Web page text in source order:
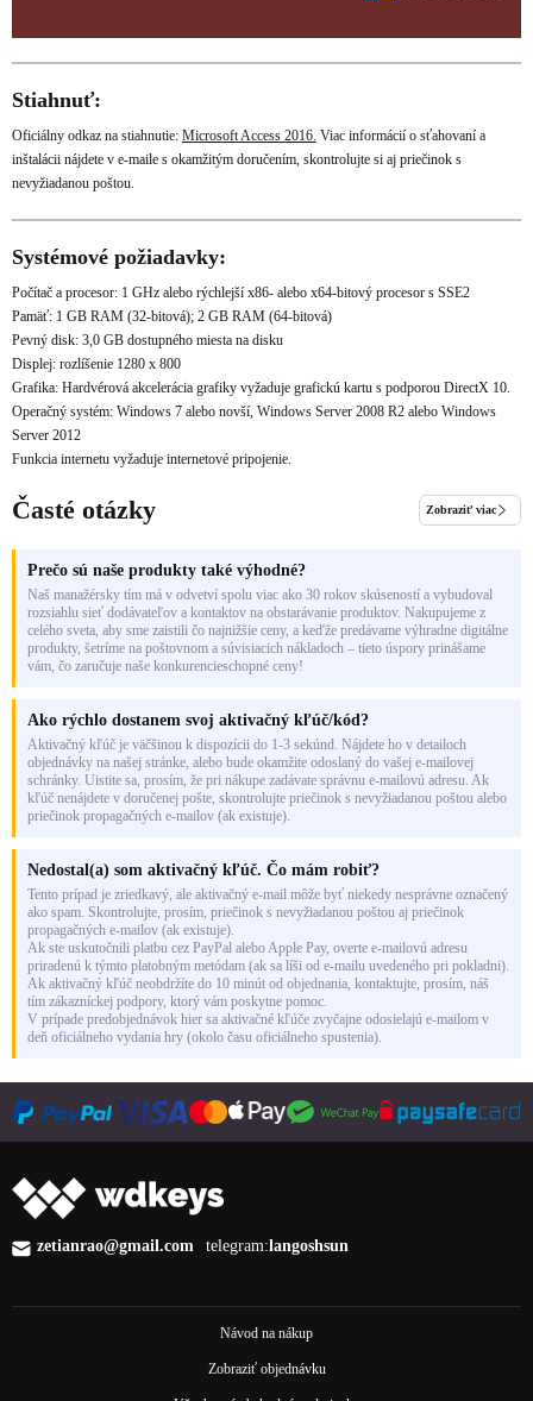
Stiahnuť:
Oficiálny odkaz na stiahnutie: Microsoft Access 2016. Viac informácií o sťahovaní a
inštalácii nájdete v e-maile s okamžitým doručením, skontrolujte si aj priečinok s
nevyžiadanou poštou.
Systémové požiadavky:
Počítač a procesor: 1 GHz alebo rýchlejší x86- alebo x64-bitový procesor s SSE2
Pamäť: 1 GB RAM (32-bitová); 2 GB RAM (64-bitová)
Pevný disk: 3,0 GB dostupného miesta na disku
Displej: rozlíšenie 1280 x 800
Grafika: Hardvérová akcelerácia grafiky vyžaduje grafickú kartu s podporou DirectX 10.
Operačný systém: Windows 7 alebo novší, Windows Server 2008 R2 alebo Windows
Server 2012
Funkcia internetu vyžaduje internetové pripojenie.
Časté otázky Zobraziť viac
Prečo sú naše produkty také výhodné?
Naš manažérsky tím má v odvetví spolu viac ako 30 rokov skúseností a vybudoval
rozsiahlu sieť dodávateľov a kontaktov na obstarávanie produktov. Nakupujeme z
celého sveta, aby sme zaistili čo najnižšie ceny, a keďže predávame výhradne digitálne
produkty, šetríme na poštovnom a súvisiacich nákladoch – tieto úspory prinášame
vám, čo zaručuje naše konkurencieschopné ceny!
Ako rýchlo dostanem svoj aktivačný kľúč/kód?
Aktivačný kľúč je väčšinou k dispozícii do 1-3 sekúnd. Nájdete ho v detailoch
objednávky na našej stránke, alebo bude okamžite odoslaný do vašej e-mailovej
schránky. Uistite sa, prosím, že pri nákupe zadávate správnu e-mailovú adresu. Ak
kľúč nenájdete v doručenej pošte, skontrolujte priečinok s nevyžiadanou poštou alebo
priečinok propagačných e-mailov (ak existuje).
Nedostal(a) som aktivačný kľúč. Čo mám robiť?
Tento prípad je zriedkavý, ale aktivačný e-mail môže byť niekedy nesprávne označený
ako spam. Skontrolujte, prosím, priečinok s nevyžiadanou poštou aj priečinok
propagačných e-mailov (ak existuje).
Ak ste uskutočnili platbu cez PayPal alebo Apple Pay, overte e-mailovú adresu
priradenú k týmto platobným metódam (ak sa líši od e-mailu uvedeného pri pokladni).
Ak aktivačný kľúč neobdržíte do 10 minút od objednania, kontaktujte, prosím, náš
tím zákazníckej podpory, ktorý vám poskytne pomoc.
V prípade predobjednávok hier sa aktivačné kľúče zvyčajne odosielajú e-mailom v
deň oficiálneho vydania hry (okolo času oficiálneho spustenia).
zetianrao@gmail.com telegram:langoshsun
Návod na nákup
Zobraziť objednávku